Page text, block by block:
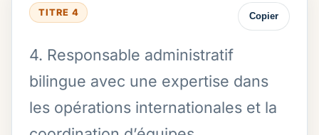
TITRE 4 Copier
4. Responsable administratif
bilingue avec une expertise dans
les opérations internationales et la